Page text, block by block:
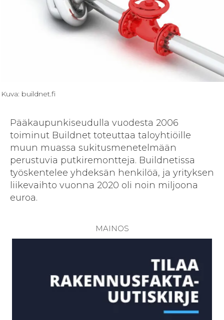
Kuva: buildnet.fi
Pääkaupunkiseudulla vuodesta 2006
toiminut Buildnet toteuttaa taloyhtiöille
muun muassa sukitusmenetelmään
perustuvia putkiremontteja. Buildnetissa
työskentelee yhdeksän henkilöä, ja yrityksen
liikevaihto vuonna 2020 oli noin miljoona
euroa.